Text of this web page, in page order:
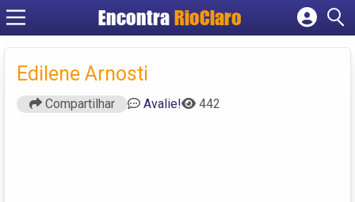
Encontra RioClaro
Cadastrar empresa
Edilene Arnosti
Compartilhar Avalie! 442